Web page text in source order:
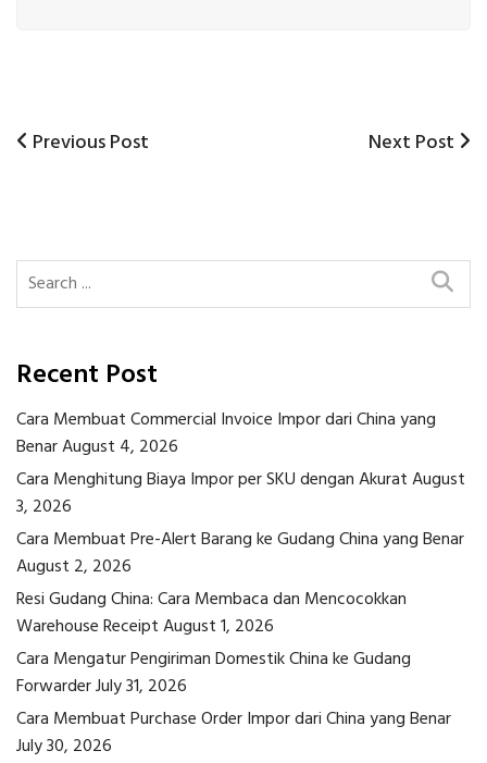
Post
Previous
Previous Post
Next
Next Post
Recent Post
Cara Membuat Commercial Invoice Impor dari China yang
BenarAugust 4, 2026
Cara Menghitung Biaya Impor per SKU dengan AkuratAugust
3, 2026
Cara Membuat Pre-Alert Barang ke Gudang China yang Benar
August 2, 2026
Resi Gudang China: Cara Membaca dan Mencocokkan
Warehouse ReceiptAugust 1, 2026
Cara Mengatur Pengiriman Domestik China ke Gudang
ForwarderJuly 31, 2026
Cara Membuat Purchase Order Impor dari China yang Benar
July 30, 2026